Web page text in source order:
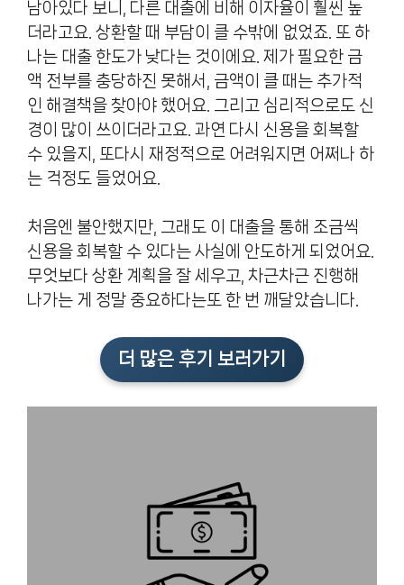
남아있다 보니, 다른 대출에 비해 이자율이 훨씬 높
더라고요. 상환할 때 부담이 클 수밖에 없었죠. 또 하
나는 대출 한도가 낮다는 것이에요. 제가 필요한 금
액 전부를 충당하진 못해서, 금액이 클 때는 추가적
인 해결책을 찾아야 했어요. 그리고 심리적으로도 신
경이 많이 쓰이더라고요. 과연 다시 신용을 회복할
수 있을지, 또다시 재정적으로 어려워지면 어쩌나 하
는 걱정도 들었어요.
처음엔 불안했지만, 그래도 이 대출을 통해 조금씩
신용을 회복할 수 있다는 사실에 안도하게 되었어요.
무엇보다 상환 계획을 잘 세우고, 차근차근 진행해
나가는 게 정말 중요하다는또 한 번 깨달았습니다.
더 많은 후기 보러가기